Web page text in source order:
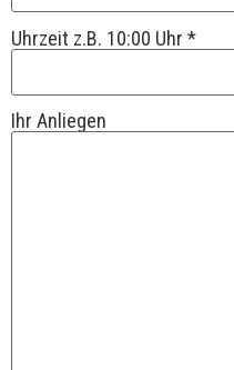
Uhrzeit z.B. 10:00 Uhr *
Ihr Anliegen